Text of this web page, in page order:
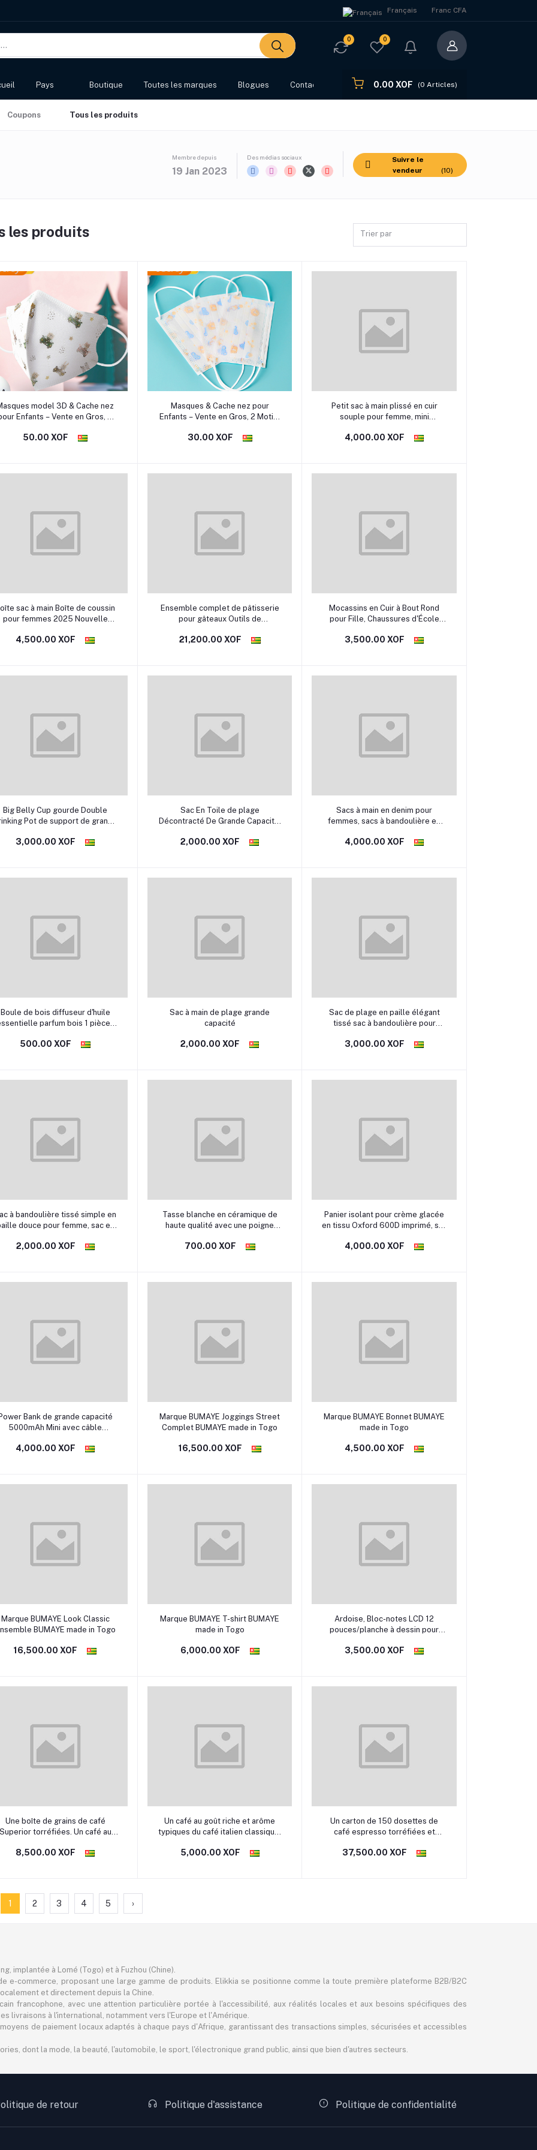
Français Franc CFA
0 0
Pays Boutique Toutes les marques Blogues Contact 0.00 XOF (0 Articles)
Coupons Tous les produits
Membre depuis
19 Jan 2023
Des médias sociaux
Suivre le
vendeur
(10)
les produits Trier par
Ajouter au panier
model 3D & Cache nez
Enfants – Vente en Gros, 3
Ludiques et Colorés
50.00 XOF
Ajouter au panier
Masques & Cache nez pour
Enfants – Vente en Gros, 2 Motifs
30.00 XOF
Sélectionner une option
Petit sac à main plissé en cuir
souple pour femme, mini
pour femme, designer de mode,
4,000.00 XOF
Sélectionner une option
sac à main Boîte de coussin
pour femmes 2025 Nouvelle
Niche Retro Matte class,
4,500.00 XOF
Ajouter au panier
Ensemble complet de pâtisserie
pour gâteaux Outils de
Kit d'ustensiles de cuisson de
21,200.00 XOF
Sélectionner une option
Mocassins en Cuir à Bout Rond
pour Fille, Chaussures d'École
Classiques et Formelles, Nouvelle
3,500.00 XOF
Sélectionner une option
Big Belly Cup gourde Double
Pot de support de grande
et femmes Étudiants à
3,000.00 XOF
Sélectionner une option
Sac En Toile de plage
Décontracté De Grande Capacité,
2,000.00 XOF
Sélectionner une option
Sacs à main en denim pour
femmes, sacs à bandoulière en
patchwork de luxe, marques
4,000.00 XOF
Sélectionner une option
Boule de bois diffuseur d'huile
parfum bois 1 pièces
5*3.5 cm aromathérapie bois
500.00 XOF
Sélectionner une option
Sac à main de plage grande
capacité
2,000.00 XOF
Sélectionner une option
Sac de plage en paille élégant
tissé sac à bandoulière pour
3,000.00 XOF
Sélectionner une option
à bandoulière tissé simple en
douce pour femme, sac en
décontracté pour la plage
2,000.00 XOF
Sélectionner une option
Tasse blanche en céramique de
haute qualité avec une poigne
main pour boire votre café ou the.
700.00 XOF
Ajouter au panier
Panier isolant pour crème glacée
en tissu Oxford 600D imprimé, sac
épaissi, sac de pique-nique
4,000.00 XOF
Sélectionner une option
Bank de grande capacité
5000mAh Mini avec câble
BANK POWER
4,000.00 XOF
Sélectionner une option
Marque BUMAYE Joggings Street
Complet BUMAYE made in Togo
16,500.00 XOF
Sélectionner une option
Marque BUMAYE Bonnet BUMAYE
made in Togo
4,500.00 XOF
Sélectionner une option
Marque BUMAYE Look Classic
BUMAYE made in Togo
16,500.00 XOF
Sélectionner une option
Marque BUMAYE T-shirt BUMAYE
made in Togo
6,000.00 XOF
Ajouter au panier
Ardoise, Bloc-notes LCD 12
pouces/planche à dessin pour
3,500.00 XOF
Ajouter au panier
Une boîte de grains de café
torréfiées. Un café au
mélange corsé et rond,
8,500.00 XOF
Ajouter au panier
Un café au goût riche et arôme
typiques du café italien classique.
qualités d'Arabica pour un savant
5,000.00 XOF
Ajouter au panier
Un carton de 150 dosettes de
café espresso torréfiées et
crémeux.
37,500.00 XOF
1 2 3 4 5 ›
implantée à Lomé (Togo) et à Fuzhou (Chine).
e-commerce, proposant une large gamme de produits. Elikkia se positionne comme la toute première plateforme B2B/B2C
et directement depuis la Chine.
francophone, avec une attention particulière portée à l'accessibilité, aux réalités locales et aux besoins spécifiques des
livraisons à l'international, notamment vers l'Europe et l'Amérique.
de paiement locaux adaptés à chaque pays d'Afrique, garantissant des transactions simples, sécurisées et accessibles
dont la mode, la beauté, l'automobile, le sport, l'électronique grand public, ainsi que bien d'autres secteurs.
de retour Politique d'assistance Politique de confidentialité